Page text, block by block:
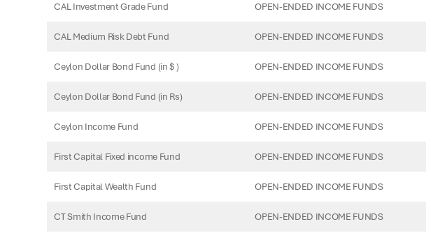
CAL Investment Grade Fund OPEN-ENDED INCOME FUNDS
CAL Medium Risk Debt Fund OPEN-ENDED INCOME FUNDS
Ceylon Dollar Bond Fund (in $ ) OPEN-ENDED INCOME FUNDS
Ceylon Dollar Bond Fund (in Rs) OPEN-ENDED INCOME FUNDS
Ceylon Income Fund OPEN-ENDED INCOME FUNDS
First Capital Fixed income Fund OPEN-ENDED INCOME FUNDS
First Capital Wealth Fund OPEN-ENDED INCOME FUNDS
CT Smith Income Fund OPEN-ENDED INCOME FUNDS